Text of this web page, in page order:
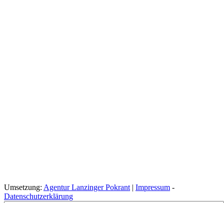
Umsetzung: Agentur Lanzinger Pokrant | Impressum -
Datenschutzerklärung